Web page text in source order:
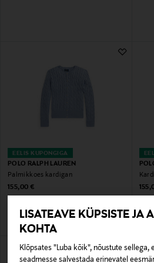
LISATEAVE KÜPSISTE JA
KOHTA
Klõpsates "Luba kõik", nõustute sellega,
seadmesse salvestada erinevatel
EELIS KUPONGIGA
POLO RALPH LAUREN
Palmikkoes kardigan
Original Price
155,00 €